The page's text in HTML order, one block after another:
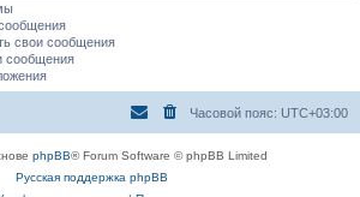
свои сообщения
сообщения
Часовой пояс: UTC+03:00
phpBB® Forum Software © phpBB Limited
Русская поддержка phpBB